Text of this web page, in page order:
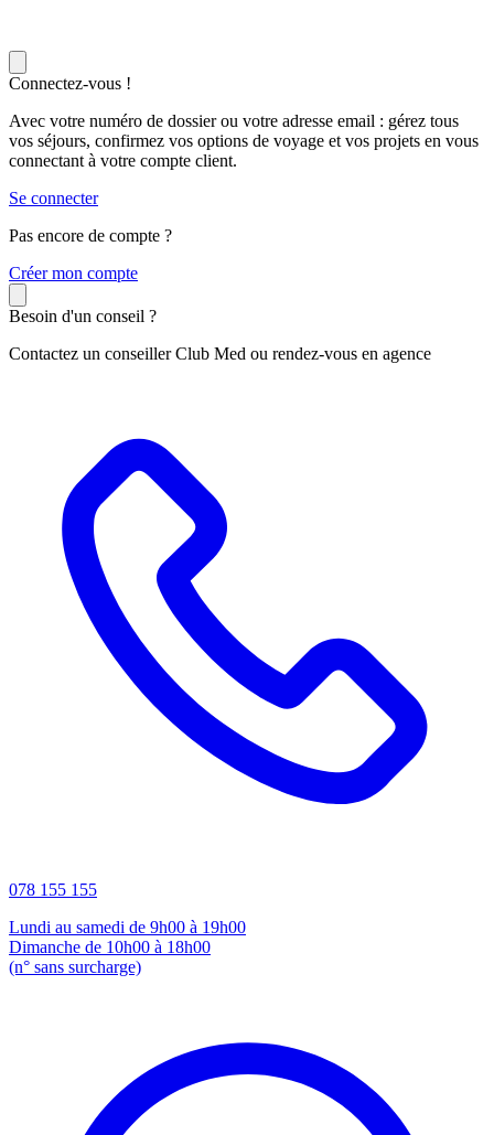
Connectez-vous !
Avec votre numéro de dossier ou votre adresse email : gérez tous
vos séjours, confirmez vos options de voyage et vos projets en vous
connectant à votre compte client.
Se connecter
Pas encore de compte ?
Créer mon compte
Besoin d'un conseil ?
Contactez un conseiller Club Med ou rendez-vous en agence
078 155 155
Lundi au samedi de 9h00 à 19h00
Dimanche de 10h00 à 18h00
(n° sans surcharge)